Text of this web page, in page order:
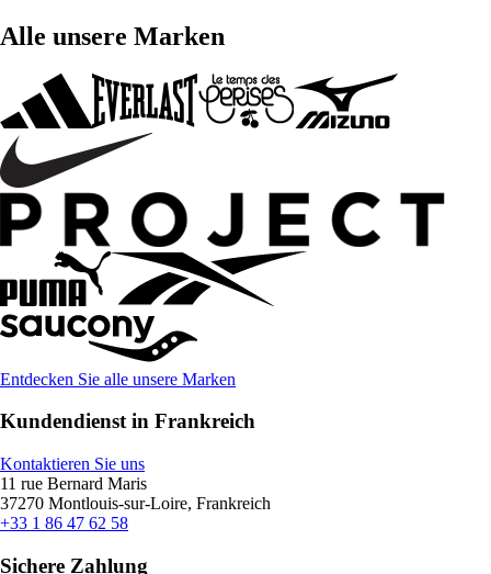
Alle unsere Marken
Entdecken Sie alle unsere Marken
Kundendienst in Frankreich
Kontaktieren Sie uns
11 rue Bernard Maris
37270 Montlouis-sur-Loire, Frankreich
+33 1 86 47 62 58
Sichere Zahlung